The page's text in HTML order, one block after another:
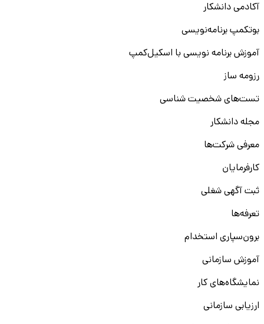
آکادمی دانشکار
بوتکمپ برنامه‌نویسی
آموزش برنامه نویسی با اسکیل‌کمپ
رزومه ساز
تست‌های شخصیت شناسی
مجله دانشکار
معرفی شرکت‌ها
کارفرمایان
ثبت آگهی شغلی
تعرفه‌ها
برون‌سپاری استخدام
آموزش سازمانی
نمایشگاه‌های کار
ارزیابی سازمانی